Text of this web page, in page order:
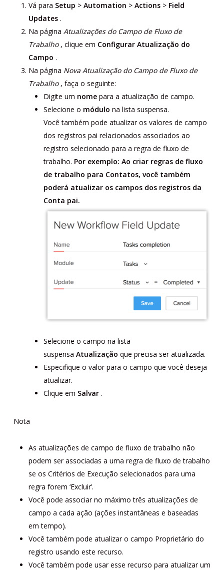
Vá para Setup > Automation > Actions> Field
Updates.
Na página Atualizações do Campo de Fluxo de
Trabalho, clique em Configurar Atualização do
Campo .
Na página Nova Atualização do Campo de Fluxo de
Trabalho, faça o seguinte:
Digite um nomepara a atualização de campo.
Selecione o módulo na lista suspensa.
Você também pode atualizar os valores de campo
dos registros pai relacionados associados ao
registro selecionado para a regra de fluxo de
trabalho. Por exemplo: Ao criar regras de fluxo
de trabalho para Contatos, você também
poderá atualizar os campos dos registros da
Conta pai.
Selecione o campo na lista
suspensa Atualização que precisa ser atualizada.
Especifique o valor para o campo que você deseja
atualizar.
Clique em Salvar.
Nota
As atualizações de campo de fluxo de trabalho não
podem ser associadas a uma regra de fluxo de trabalho
se os Critérios de Execução selecionados para uma
regra forem ‘Excluir’.
Você pode associar no máximo três atualizações de
campo a cada ação (ações instantâneas e baseadas
em tempo).
Você também pode atualizar o campo Proprietário do
registro usando este recurso.
Você também pode usar esse recurso para atualizar um